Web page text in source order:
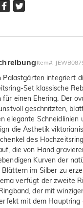
Item#:
Palastgärten integriert
Set klassische
für einen Ehering. Der
geschnitzten,
elegante Schneidlinien
die Ästhetik
des
die von Hand
Kurven der
im Silber zu
verfügt der zweite
der mit
mit dem